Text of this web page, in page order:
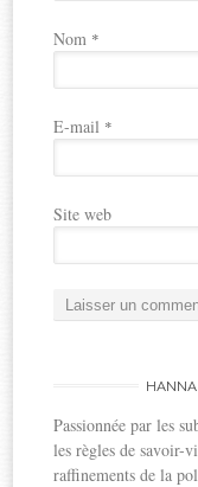
Nom *
E-mail *
Site web
HANNA
Passionnée par les
les règles de savoir-
raffinements de la